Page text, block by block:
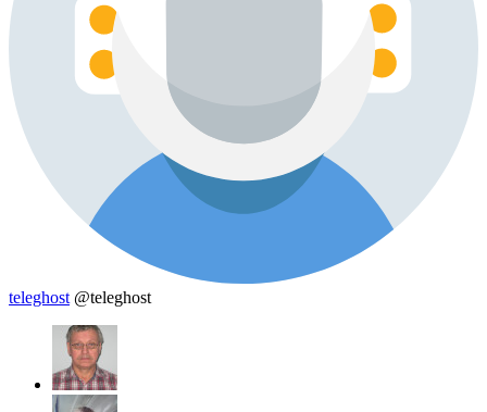
teleghost @teleghost